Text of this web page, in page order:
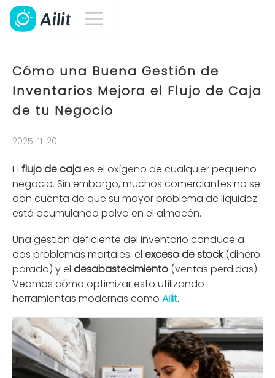
Cómo una Buena Gestión de
Inventarios Mejora el Flujo de Caja
de tu Negocio
2025-11-20
El flujo de cajaes el oxígeno de cualquier pequeño
negocio. Sin embargo, muchos comerciantes no se
dan cuenta de que su mayor problema de liquidez
está acumulando polvo en el almacén.
Una gestión deficiente del inventario conduce a
dos problemas mortales: el exceso de stock(dinero
parado) y el desabastecimiento (ventas perdidas).
Veamos cómo optimizar esto utilizando
herramientas modernas como Ailit.